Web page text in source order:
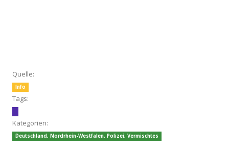
Quelle:
Info
Tags:
Kategorien:
Deutschland, Nordrhein-Westfalen, Polizei, Vermischtes